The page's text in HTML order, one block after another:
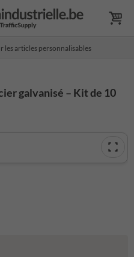
les articles personnalisables
galvanisé – Kit de 10